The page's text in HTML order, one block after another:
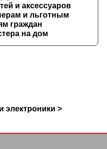
и аксессуаров
и льготным
граждан
на дом
электроники >